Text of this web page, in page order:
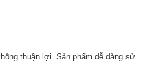
thuận lợi. Sản phẩm dễ dàng sử